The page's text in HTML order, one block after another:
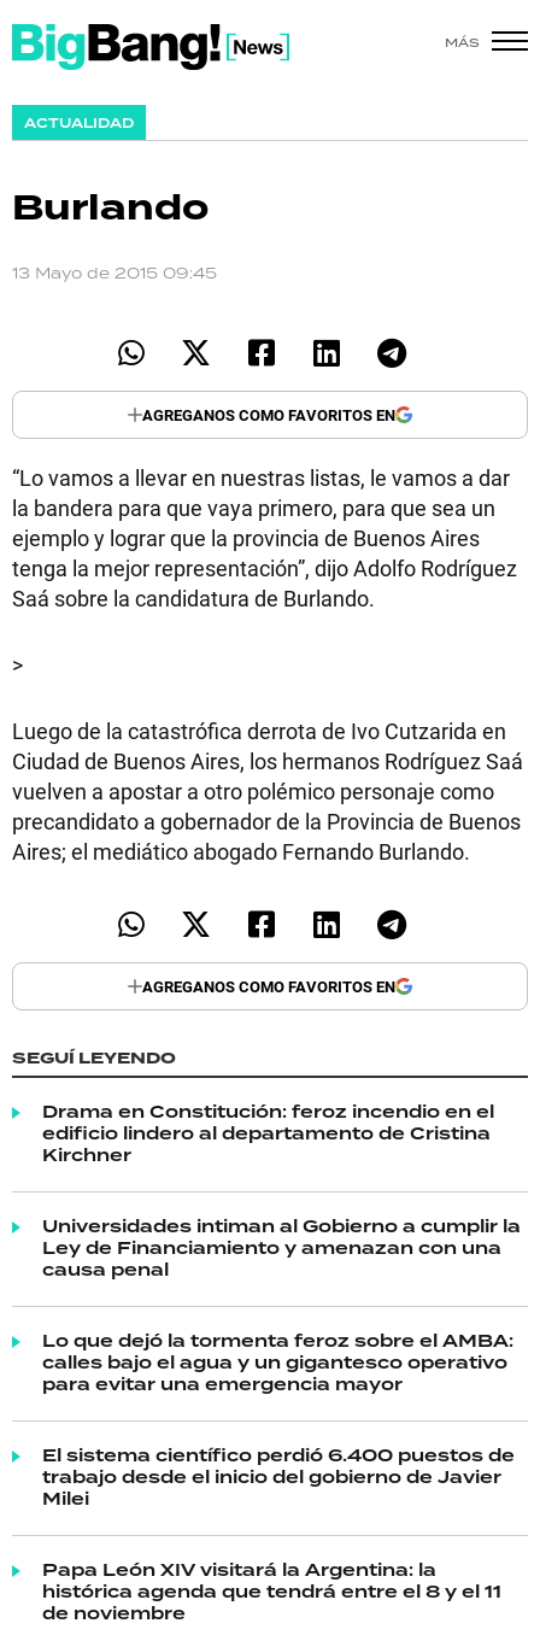
MÁS
ACTUALIDAD
Burlando
13 Mayo de 2015 09:45
AGREGANOS COMO FAVORITOS EN
“Lo vamos a llevar en nuestras listas, le vamos a dar
la bandera para que vaya primero, para que sea un
ejemplo y lograr que la provincia de Buenos Aires
tenga la mejor representación”, dijo Adolfo Rodríguez
Saá sobre la candidatura de Burlando.
>
Luego de la catastrófica derrota de Ivo Cutzarida en
Ciudad de Buenos Aires, los hermanos Rodríguez Saá
vuelven a apostar a otro polémico personaje como
precandidato a gobernador de la Provincia de Buenos
Aires; el mediático abogado Fernando Burlando.
AGREGANOS COMO FAVORITOS EN
SEGUÍ LEYENDO
Drama en Constitución: feroz incendio en el
edificio lindero al departamento de Cristina
Kirchner
Universidades intiman al Gobierno a cumplir la
Ley de Financiamiento y amenazan con una
causa penal
Lo que dejó la tormenta feroz sobre el AMBA:
calles bajo el agua y un gigantesco operativo
para evitar una emergencia mayor
El sistema científico perdió 6.400 puestos de
trabajo desde el inicio del gobierno de Javier
Milei
Papa León XIV visitará la Argentina: la
histórica agenda que tendrá entre el 8 y el 11
de noviembre
SHOW
ACTUALIDAD
POLICIALES
ECONOMÍA
GRAN HERMANO
SALUD
DEPORTES
TECNOLOGÍA
PALABRAS
HORÓSCOPO
Seguinos